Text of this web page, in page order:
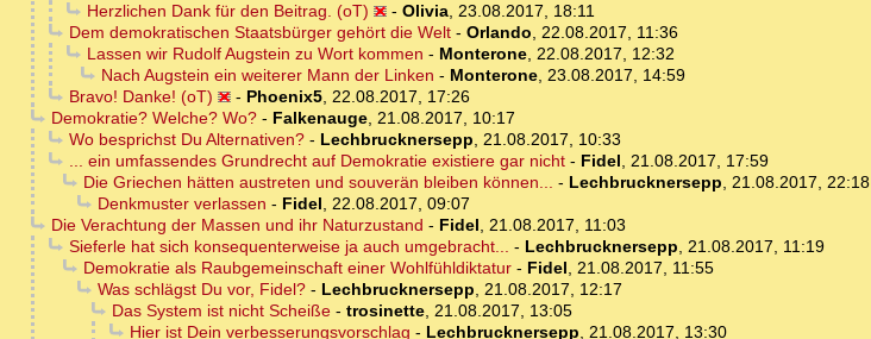
Herzlichen Dank für den Beitrag. (oT)
- Olivia, 23.08.2017, 18:11
Dem demokratischen Staatsbürger gehört die Welt- Orlando, 22.08.2017, 11:36
Lassen wir Rudolf Augstein zu Wort kommen - Monterone, 22.08.2017, 12:32
Nach Augstein ein weiterer Mann der Linken - Monterone, 23.08.2017, 14:59
Bravo! Danke! (oT)
- Phoenix5, 22.08.2017, 17:26
Demokratie? Welche? Wo?- Falkenauge, 21.08.2017, 10:17
Wo besprichst Du Alternativen?- Lechbrucknersepp, 21.08.2017, 10:33
... ein umfassendes Grundrecht auf Demokratie existiere gar nicht- Fidel, 21.08.2017, 17:59
Die Griechen hätten austreten und souverän bleiben können... - Lechbrucknersepp, 21.08.2017, 22:18
Denkmuster verlassen - Fidel, 22.08.2017, 09:07
Die Verachtung der Massen und ihr Naturzustand - Fidel, 21.08.2017, 11:03
Sieferle hat sich konsequenterweise ja auch umgebracht... - Lechbrucknersepp, 21.08.2017, 11:19
Demokratie als Raubgemeinschaft einer Wohlfühldiktatur- Fidel, 21.08.2017, 11:55
Was schlägst Du vor, Fidel?- Lechbrucknersepp, 21.08.2017, 12:17
Das System ist nicht Scheiße- trosinette, 21.08.2017, 13:05
Hier ist Dein verbesserungsvorschlag - Lechbrucknersepp, 21.08.2017, 13:30